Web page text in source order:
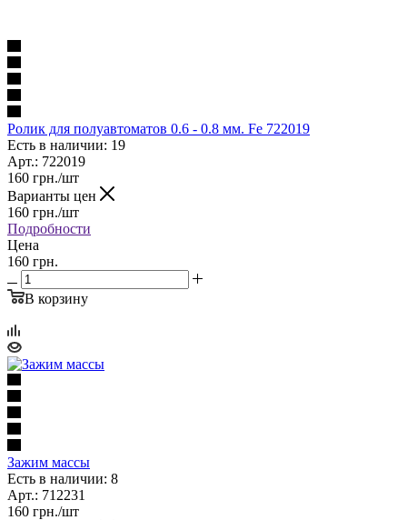
Ролик для полуавтоматов 0.6 - 0.8 мм. Fe 722019
Есть в наличии: 19
Арт.: 722019
160 грн./шт
Варианты цен
160 грн./шт
Подробности
Цена
160 грн.
В корзину
Зажим массы
Есть в наличии: 8
Арт.: 712231
160 грн./шт